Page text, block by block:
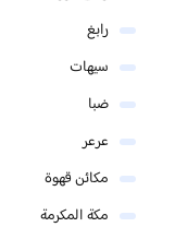
رابغ
سيهات
ضبا
عرعر
مكائن قهوة
مكة المكرمة